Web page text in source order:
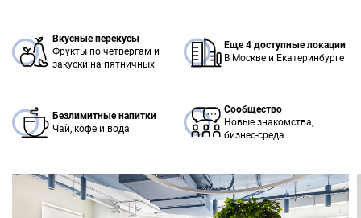
Вкусные перекусы
Фрукты по четвергам и
закуски на пятничных
Еще 4 доступные локации
В Москве и Екатеринбурге
Безлимитные напитки
Чай, кофе и вода
Сообщество
Новые знакомства,
бизнес-среда